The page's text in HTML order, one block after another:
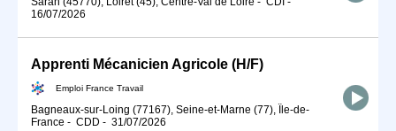
16/07/2026
Apprenti Mécanicien Agricole (H/F)
Emploi France Travail
Bagneaux-sur-Loing (77167), Seine-et-Marne (77), Île-de-
France - CDD - 31/07/2026